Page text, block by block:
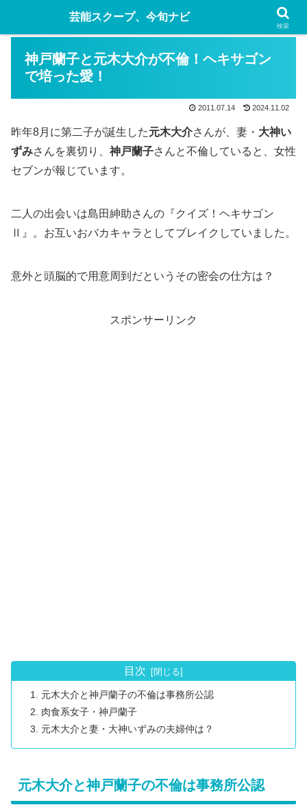
神戸蘭子と元木大介が不倫！ヘキサゴン
で培った愛！
2011.07.14 2024.11.02
昨年8月に第二子が誕生した元木大介さんが、妻・ 大神い
ずみさんを裏切り、 神戸蘭子さんと不倫していると、女性
セブンが報じています。
二人の出会いは島田紳助さんの『クイズ！ヘキサゴン
Ⅱ』。お互いおバカキャラとしてブレイクしていました。
意外と頭脳的で用意周到だというその密会の仕方は？
スポンサーリンク
目次
元木大介と神戸蘭子の不倫は事務所公認
肉食系女子・神戸蘭子
元木大介と妻・大神いずみの夫婦仲は？
元木大介と神戸蘭子の不倫は事務所公認
芸能スクープ、今旬ナビ
検索